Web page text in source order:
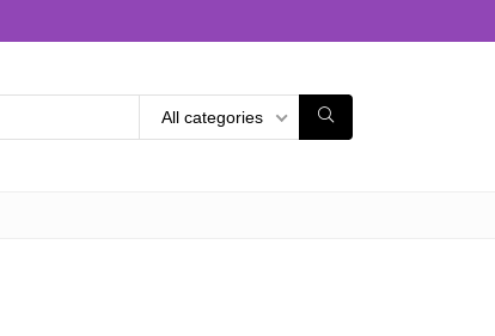
All categories